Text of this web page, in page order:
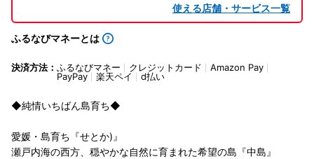
使える店舗・サービス一覧
ふるなびマネーとは
決済方法： ふるなびマネー クレジットカード
Amazon Pay
PayPay
楽天ペイ d払い
◆純情いちばん島育ち◆
愛媛・島育ち『せとか)』
瀬戸内海の西方、穏やかな自然に育まれた希望の島『中島』